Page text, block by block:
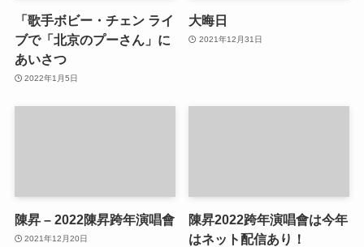
「歌手ボビー・チェン ライ
ブで「北京のプーさん」に
あいさつ
2022年1月5日
大晦日
2021年12月31日
陳昇 – 2022陳昇跨年演唱會
2021年12月20日
陳昇2022跨年演唱會は今年
はネット配信あり！